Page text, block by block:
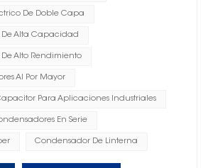
De Doble Capa
Alta Capacidad
Alto Rendimiento
Al Por Mayor
Para Aplicaciones Industriales
En Serie
Condensador De Linterna